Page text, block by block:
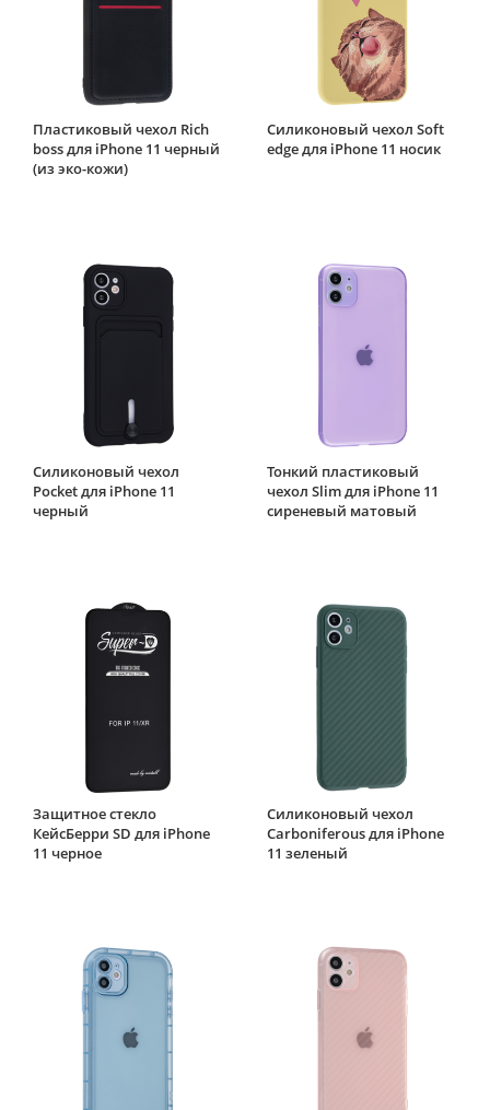
Пластиковый чехол Rich
boss для iPhone 11 черный
(из эко-кожи)
Силиконовый чехол Soft
edge для iPhone 11 носик
Силиконовый чехол
Pocket для iPhone 11
черный
Тонкий пластиковый
чехол Slim для iPhone 11
сиреневый матовый
Защитное стекло
КейсБерри SD для iPhone
11 черное
Силиконовый чехол
Carboniferous для iPhone
11 зеленый